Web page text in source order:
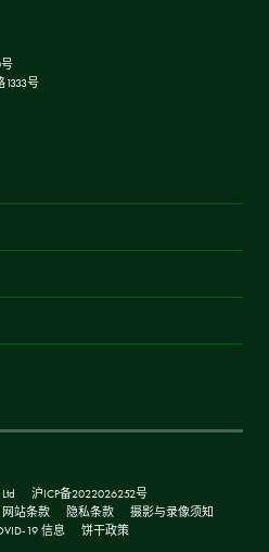
号
沪ICP备2022026252号
网站条款 隐私条款
摄影与录像须知
19 信息 饼干政策